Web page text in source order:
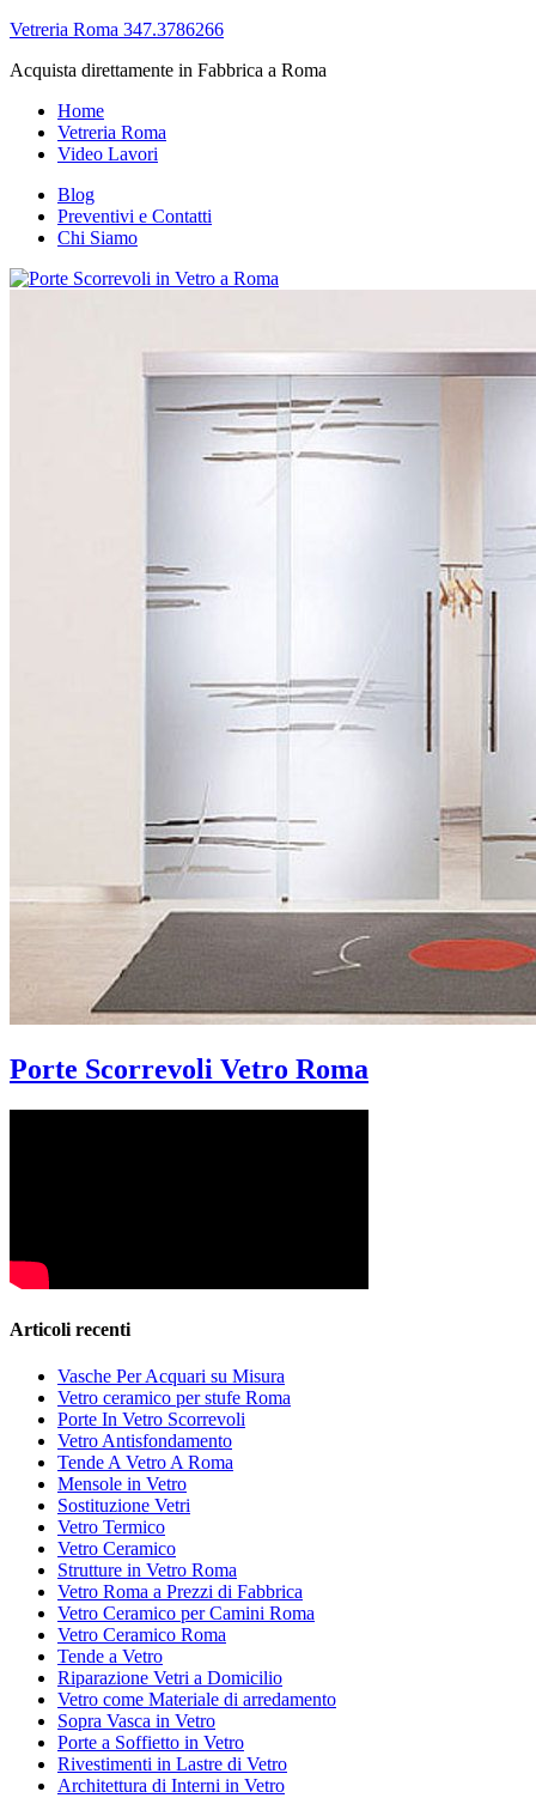
Vetreria Roma 347.3786266
Acquista direttamente in Fabbrica a Roma
Home
Vetreria Roma
Video Lavori
Blog
Preventivi e Contatti
Chi Siamo
Porte Scorrevoli Vetro Roma
Articoli recenti
Vasche Per Acquari su Misura
Vetro ceramico per stufe Roma
Porte In Vetro Scorrevoli
Vetro Antisfondamento
Tende A Vetro A Roma
Mensole in Vetro
Sostituzione Vetri
Vetro Termico
Vetro Ceramico
Strutture in Vetro Roma
Vetro Roma a Prezzi di Fabbrica
Vetro Ceramico per Camini Roma
Vetro Ceramico Roma
Tende a Vetro
Riparazione Vetri a Domicilio
Vetro come Materiale di arredamento
Sopra Vasca in Vetro
Porte a Soffietto in Vetro
Rivestimenti in Lastre di Vetro
Architettura di Interni in Vetro